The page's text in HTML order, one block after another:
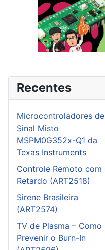
Recentes
Microcontroladores de
Sinal Misto
MSPM0G352x-Q1 da
Texas Instruments
Controle Remoto com
Retardo (ART2518)
Sirene Brasileira
(ART2574)
TV de Plasma – Como
Prevenir o Burn-In